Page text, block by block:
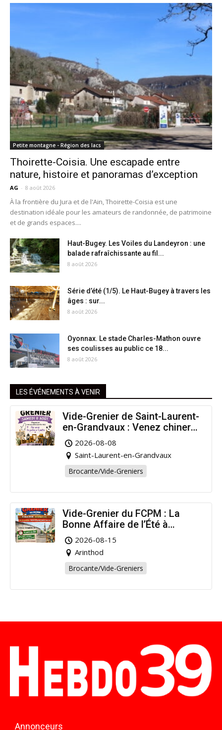
Petite montagne - Région des lacs
Thoirette-Coisia. Une escapade entre
nature, histoire et panoramas d’exception
AG - 8 août 2026
À la frontière du Jura et de l'Ain, Thoirette-Coisia est une
destination idéale pour les amateurs de randonnée, de patrimoine
et de grands espaces....
Haut-Bugey. Les Voiles du Landeyron : une
balade rafraîchissante au fil...
8 août 2026
Série d’été (1/5). Le Haut-Bugey à travers les
âges : sur...
8 août 2026
Oyonnax. Le stade Charles-Mathon ouvre
ses coulisses au public ce 18...
8 août 2026
LES ÉVÉNEMENTS À VENIR
Vide-Grenier de Saint-Laurent-
en-Grandvaux : Venez chiner
pour la bonne cause !
2026-08-08
Saint-Laurent-en-Grandvaux
Brocante/Vide-Greniers
Vide-Grenier du FCPM : La
Bonne Affaire de l’Été à
Arinthod !
2026-08-15
Arinthod
Brocante/Vide-Greniers